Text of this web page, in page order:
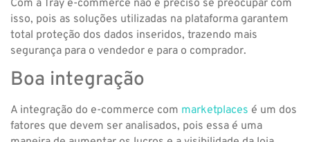
Com a Tray e-commerce não é preciso se preocupar com
isso, pois as soluções utilizadas na plataforma garantem
total proteção dos dados inseridos, trazendo mais
segurança para o vendedor e para o comprador.
Boa integração
A integração do e-commerce com marketplaces é um dos
fatores que devem ser analisados, pois essa é uma